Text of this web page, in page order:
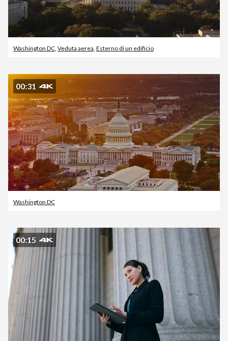
Washington DC Veduta aerea Esterno di un edificio
00:31
Washington DC
00:15